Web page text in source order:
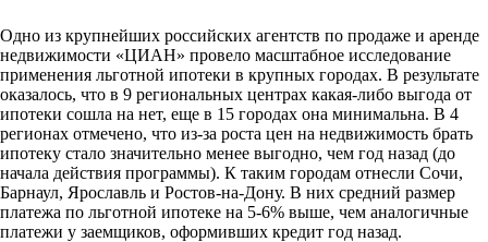
Одно из крупнейших российских агентств по продаже и аренде
недвижимости «ЦИАН» провело масштабное исследование
применения льготной ипотеки в крупных городах. В результате
оказалось, что в 9 региональных центрах какая-либо выгода от
ипотеки сошла на нет, еще в 15 городах она минимальна. В 4
регионах отмечено, что из-за роста цен на недвижимость брать
ипотеку стало значительно менее выгодно, чем год назад (до
начала действия программы). К таким городам отнесли Сочи,
Барнаул, Ярославль и Ростов-на-Дону. В них средний размер
платежа по льготной ипотеке на 5-6% выше, чем аналогичные
платежи у заемщиков, оформивших кредит год назад.